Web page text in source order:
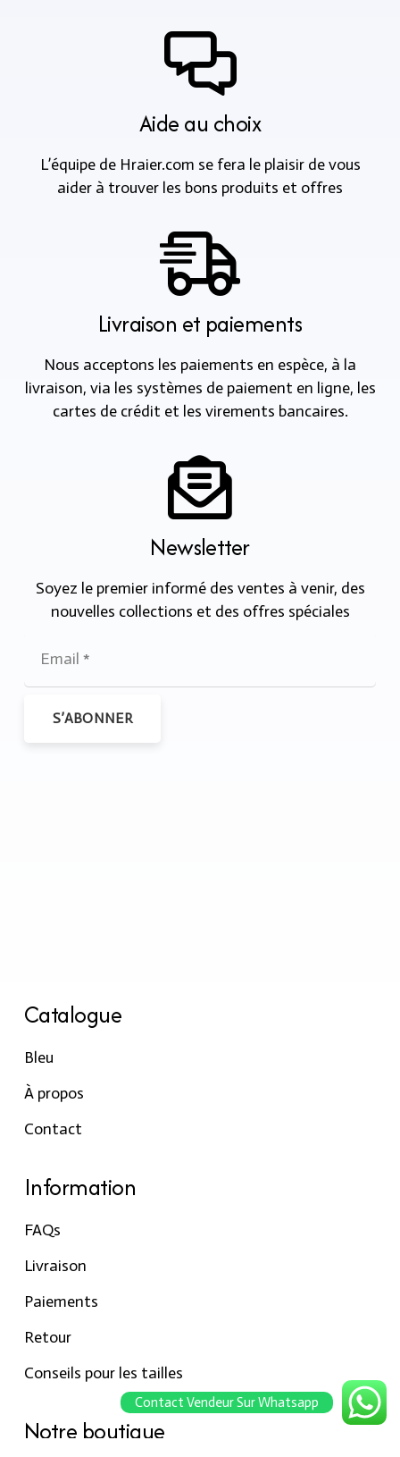
Aide au choix
L’équipe de Hraier.com se fera le plaisir de vous
aider à trouver les bons produits et offres
Livraison et paiements
Nous acceptons les paiements en espèce, à la
livraison, via les systèmes de paiement en ligne, les
cartes de crédit et les virements bancaires.
Newsletter
Soyez le premier informé des ventes à venir, des
nouvelles collections et des offres spéciales
S’ABONNER
Catalogue
Bleu
À propos
Contact
Information
FAQs
Livraison
Paiements
Retour
Conseils pour les tailles
Notre boutique
Contact Vendeur Sur Whatsapp